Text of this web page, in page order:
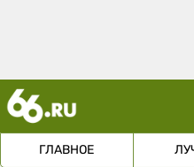
ГЛАВНОЕ